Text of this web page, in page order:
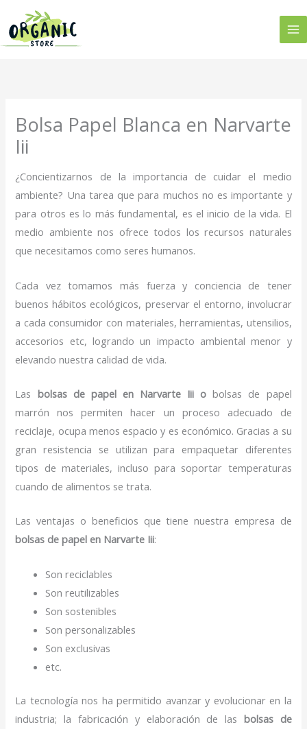
contenido
Bolsa Papel Blanca en Narvarte
Iii
¿Concientizarnos de la importancia de cuidar el medio
ambiente? Una tarea que para muchos no es importante y
para otros es lo más fundamental, es el inicio de la vida. El
medio ambiente nos ofrece todos los recursos naturales
que necesitamos como seres humanos.
Cada vez tomamos más fuerza y conciencia de tener
buenos hábitos ecológicos, preservar el entorno, involucrar
a cada consumidor con materiales, herramientas, utensilios,
accesorios etc, logrando un impacto ambiental menor y
elevando nuestra calidad de vida.
Las bolsas de papel en Narvarte Iii o bolsas de papel
marrón nos permiten hacer un proceso adecuado de
reciclaje, ocupa menos espacio y es económico. Gracias a su
gran resistencia se utilizan para empaquetar diferentes
tipos de materiales, incluso para soportar temperaturas
cuando de alimentos se trata.
Las ventajas o beneficios que tiene nuestra empresa de
bolsas de papel en Narvarte Iii:
Son reciclables
Son reutilizables
Son sostenibles
Son personalizables
Son exclusivas
etc.
La tecnología nos ha permitido avanzar y evolucionar en la
industria; la fabricación y elaboración de las bolsas de